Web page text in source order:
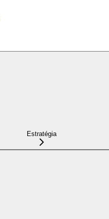
Estratégia